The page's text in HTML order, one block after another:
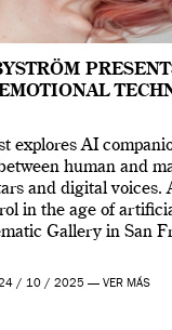
explores AI
human and
and digital voices.
in the age of
Gallery in San
/ 10 / 2025 — VER MÁS